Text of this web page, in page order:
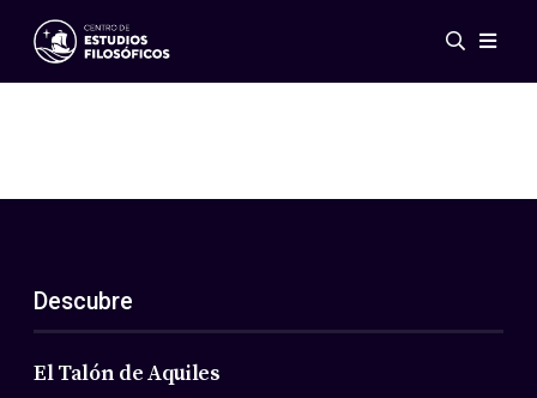
Eventos
ES
EN
Acerca de nosotros
Miembros
Descubre
El Talón de Aquiles